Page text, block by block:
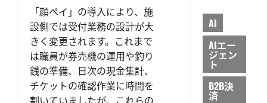
「顔ペイ」の導入により、施
設側では受付業務の設計が大
きく変更されます。これまで
は職員が券売機の運用や釣り
銭の準備、日次の現金集計、
チケットの確認作業に時間を
AI
AIエー
ジェン
ト
B2B決
済